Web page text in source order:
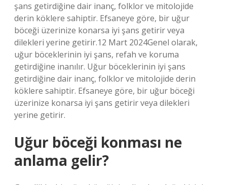
şans getirdiğine dair inanç, folklor ve mitolojide
derin köklere sahiptir. Efsaneye göre, bir uğur
böceği üzerinize konarsa iyi şans getirir veya
dilekleri yerine getirir.12 Mart 2024Genel olarak,
uğur böceklerinin iyi şans, refah ve koruma
getirdiğine inanılır. Uğur böceklerinin iyi şans
getirdiğine dair inanç, folklor ve mitolojide derin
köklere sahiptir. Efsaneye göre, bir uğur böceği
üzerinize konarsa iyi şans getirir veya dilekleri
yerine getirir.
Uğur böceği konması ne
anlama gelir?